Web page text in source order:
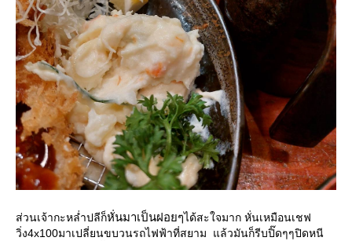
ส่วนเจ้ากะหล่ำปลีก็หั่นมาเป็นฝอยๆได้สะใจมาก หั่นเหมือนเชฟ
วิ่ง4x100มาเปลี่ยนขบวนรถไฟฟ้าที่สยาม แล้วมันก็รีบปิ๊ดๆๆปิดหนี